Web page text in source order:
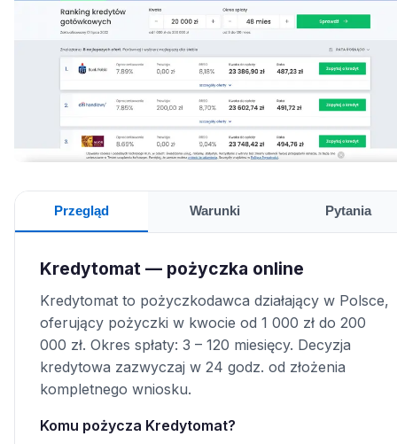
Przegląd Warunki Pytania
Kredytomat — pożyczka online
Kredytomat to pożyczkodawca działający w Polsce,
oferujący pożyczki w kwocie od 1 000 zł do 200
000 zł. Okres spłaty: 3 – 120 miesięcy. Decyzja
kredytowa zazwyczaj w 24 godz. od złożenia
kompletnego wniosku.
Komu pożycza Kredytomat?